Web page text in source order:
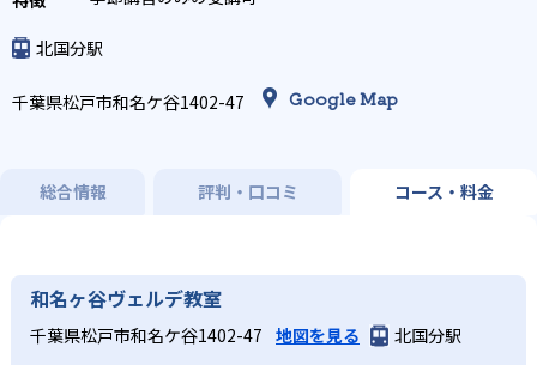
北国分駅
千葉県松戸市和名ケ谷1402-47 Google Map
総合情報 評判・口コミ コース・料金
和名ヶ谷ヴェルデ教室
千葉県松戸市和名ケ谷1402-47 地図を見る
北国分駅